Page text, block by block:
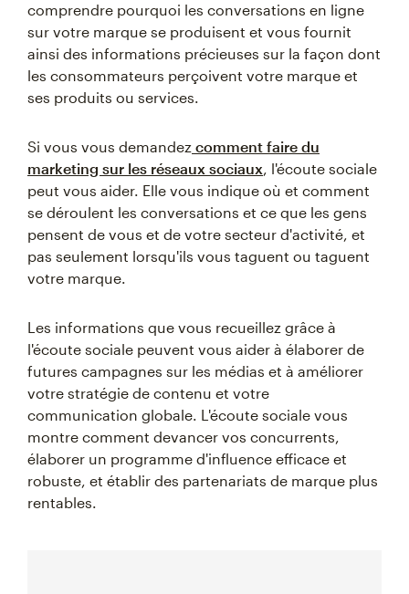
comprendre pourquoi les conversations en ligne
sur votre marque se produisent et vous fournit
ainsi des informations précieuses sur la façon dont
les consommateurs perçoivent votre marque et
ses produits ou services.
Si vous vous demandez comment faire du
marketing sur les réseaux sociaux, l'écoute sociale
peut vous aider. Elle vous indique où et comment
se déroulent les conversations et ce que les gens
pensent de vous et de votre secteur d'activité, et
pas seulement lorsqu'ils vous taguent ou taguent
votre marque.
Les informations que vous recueillez grâce à
l'écoute sociale peuvent vous aider à élaborer de
futures campagnes sur les médias et à améliorer
votre stratégie de contenu et votre
communication globale. L'écoute sociale vous
montre comment devancer vos concurrents,
élaborer un programme d'influence efficace et
robuste, et établir des partenariats de marque plus
rentables.